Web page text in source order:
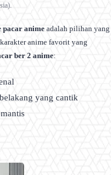
pacar anime adalah pilihan yang
anime favorit yang
ber 2 anime:
yang cantik